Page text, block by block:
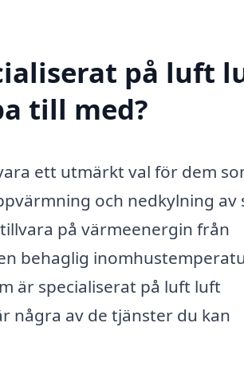
på luft
till med?
ett utmärkt val för dem
och nedkylning av
på värmeenergin från
behaglig
är specialiserat på luft luft
några av de tjänster du kan